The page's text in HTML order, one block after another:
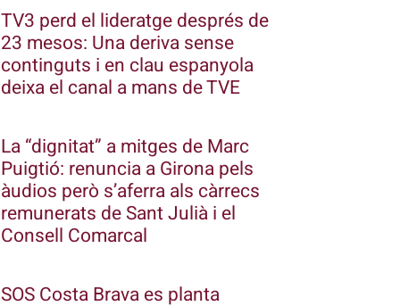
TV3 perd el lideratge després de
23 mesos: Una deriva sense
continguts i en clau espanyola
deixa el canal a mans de TVE
La “dignitat” a mitges de Marc
Puigtió: renuncia a Girona pels
àudios però s’aferra als càrrecs
remunerats de Sant Julià i el
Consell Comarcal
SOS Costa Brava es planta